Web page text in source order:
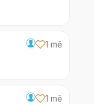
1 mě
1 mě